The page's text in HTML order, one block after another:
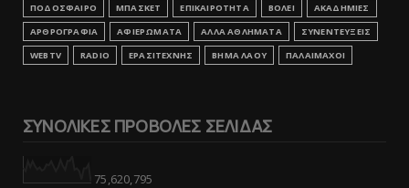
ΠΟΔΟΣΦΑΙΡΟ ΜΠΑΣΚΕΤ ΕΠΙΚΑΙΡΟΤΗΤΑ ΒΟΛΕΙ
ΑΚΑΔΗΜΙΕΣ
ΑΡΘΡΟΓΡΑΦΙΑ
ΑΦΙΕΡΩΜΑΤΑ ΑΛΛΑ ΑΘΛΗΜΑΤΑ
ΣΥΝΕΝΤΕΥΞΕΙΣ
WEBTV
RADIO ΕΡΑΣΙΤΕΧΝΗΣ ΒΗΜΑ ΛΑΟΥ ΠΑΛΑΙΜΑΧΟΙ
ΣΥΝΟΛΙΚΕΣ ΠΡΟΒΟΛΕΣ ΣΕΛΙΔΑΣ
75,620,795